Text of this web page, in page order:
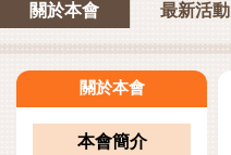
關於本會 最新活動
關於本會
本會簡介